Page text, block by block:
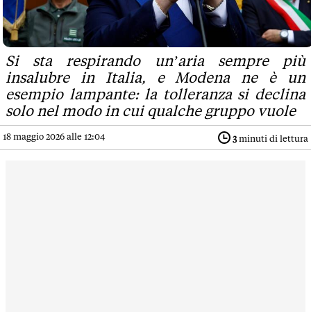
Si sta respirando un’aria sempre più
insalubre in Italia, e Modena ne è un
esempio lampante: la tolleranza si declina
solo nel modo in cui qualche gruppo vuole
18 maggio 2026 alle 12:04 3minuti di lettura